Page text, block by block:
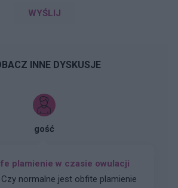
WYŚLIJ
INNE DYSKUSJE
gość
plamienie w czasie owulacji
Czy normalne jest obfite plamienie